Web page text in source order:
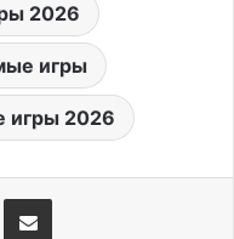
2026
игры
2026